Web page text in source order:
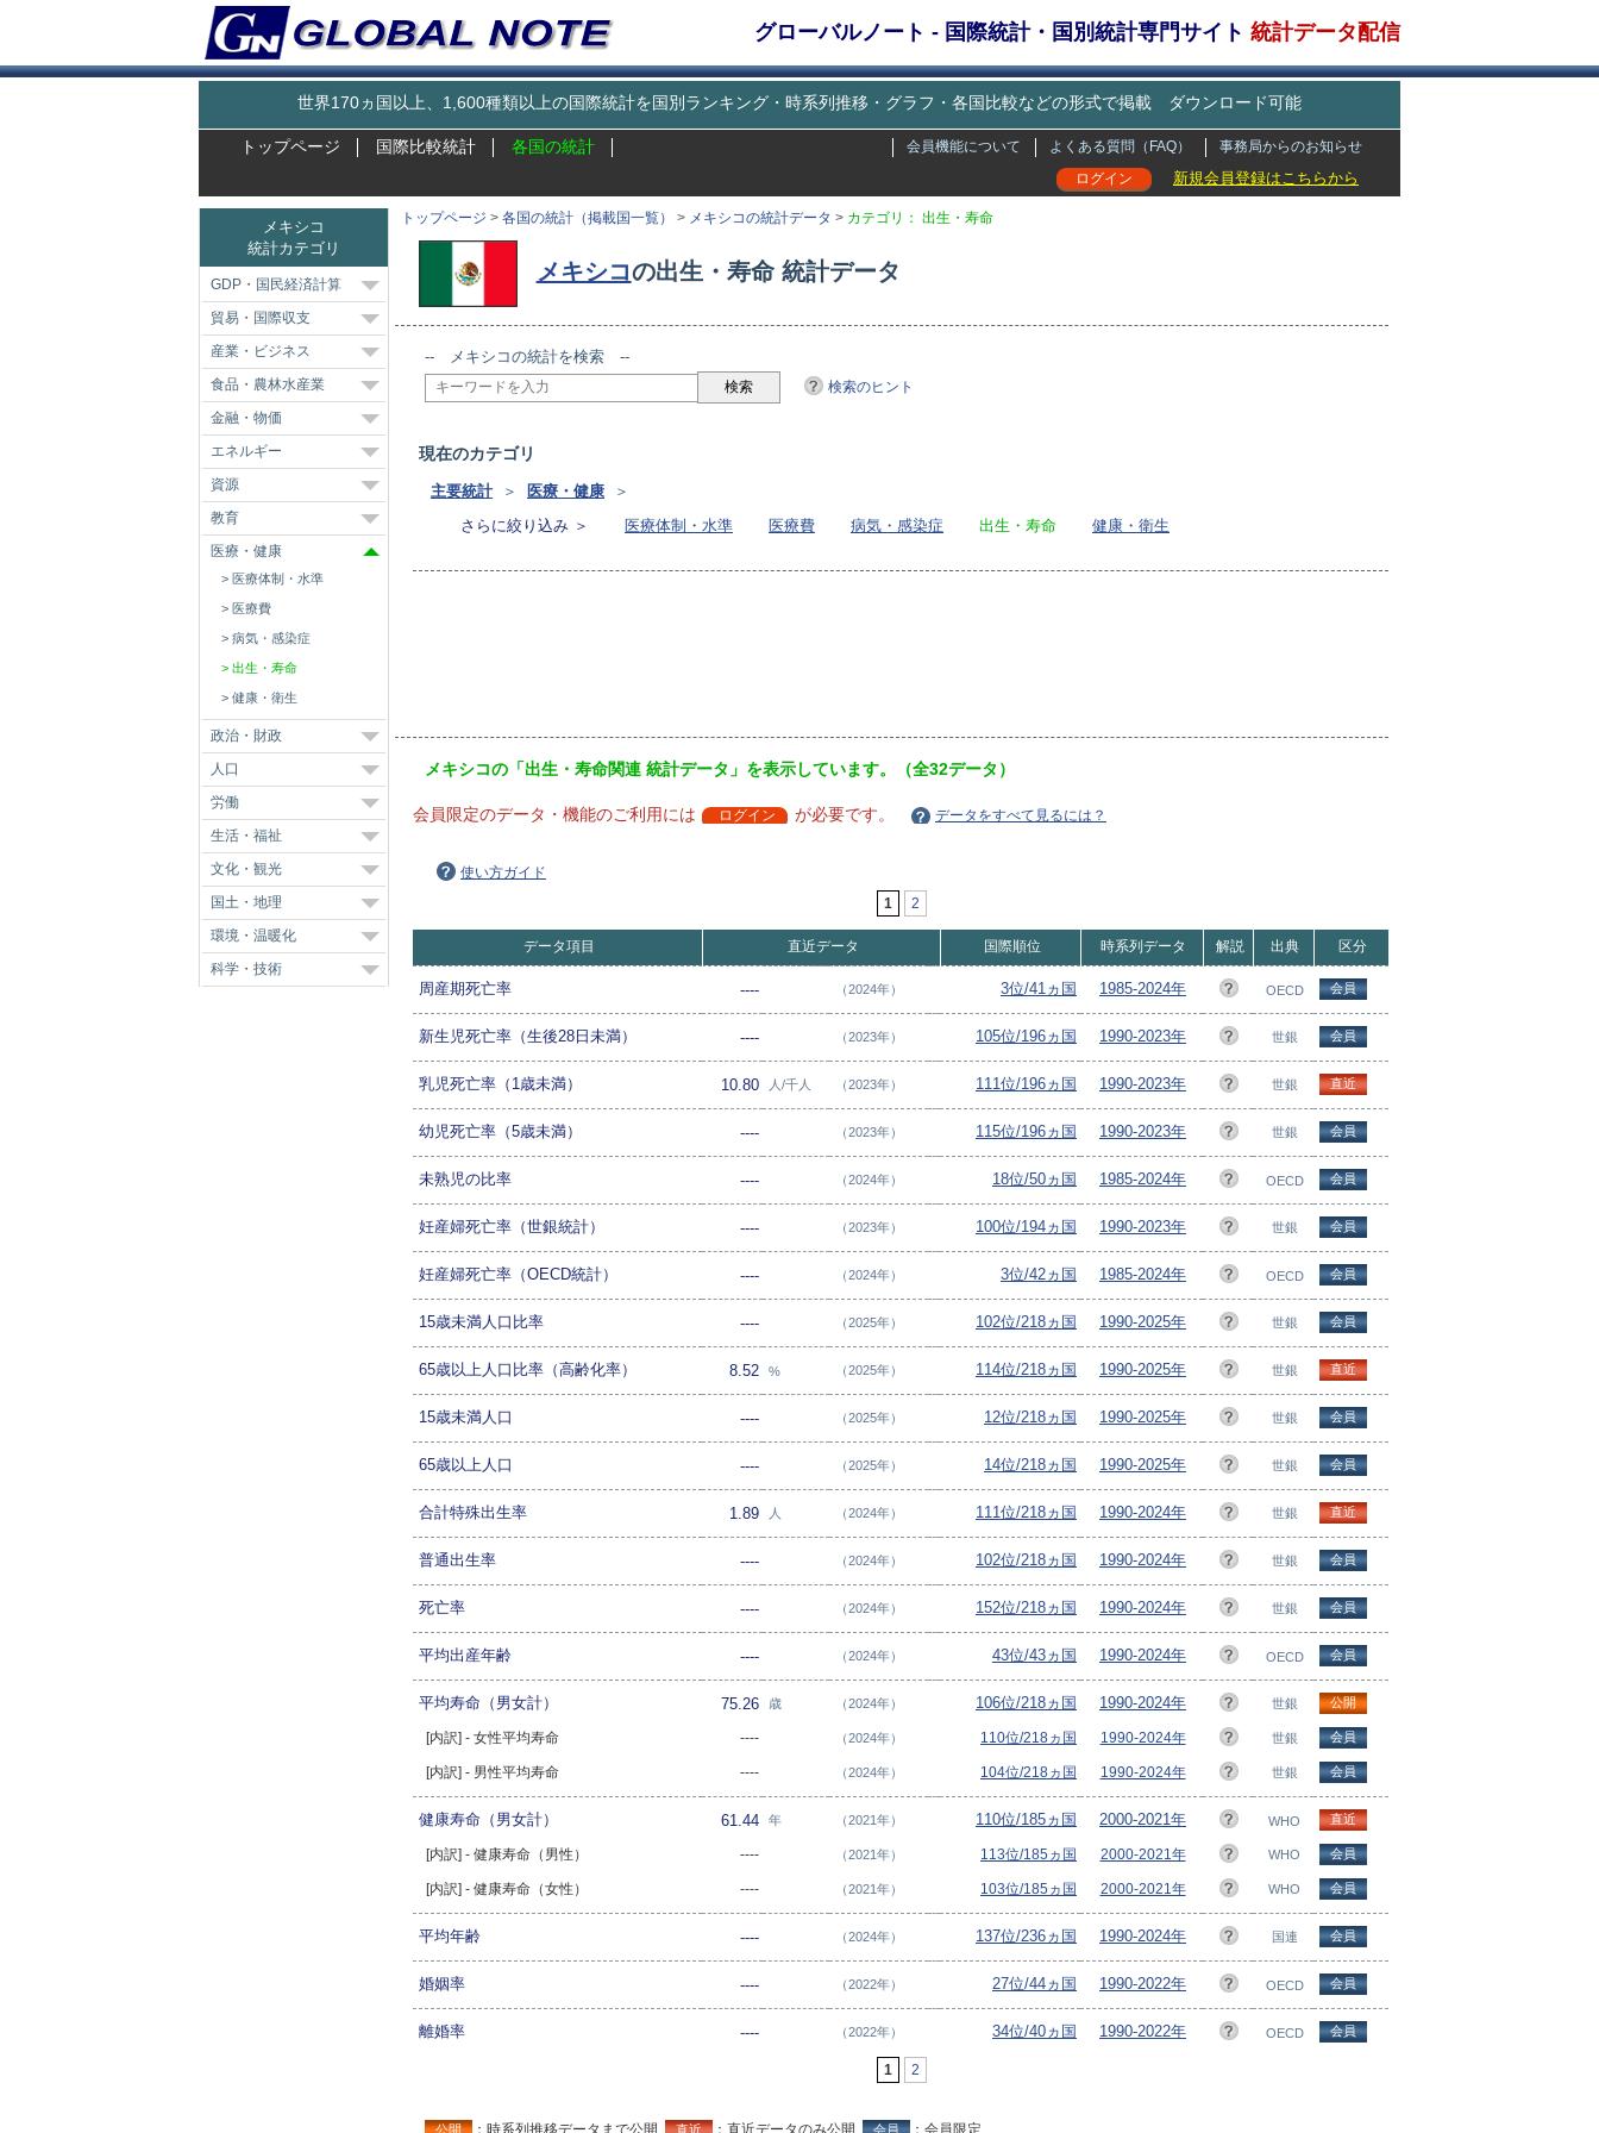
グローバルノート - 国際統計・国別統計専門サイト 統計データ配信
世界170ヵ国以上、1,600種類以上の国際統計を国別ランキング・時系列推移・グラフ・各国比較などの形式で掲載 ダウンロード可能
トップページ 国際比較統計 各国の統計 事務局からのお知らせ
よくある質問（FAQ）
会員機能について
新規会員登録はこちらから
ログイン
トップページ > 各国の統計（掲載国一覧） > メキシコの統計データ > カテゴリ： 出生・寿命
メキシコの出生・寿命 統計データ
-- メキシコの統計を検索 --
検索のヒント
現在のカテゴリ
主要統計＞ 医療・健康 ＞
さらに絞り込み ＞
医療体制・水準 医療費 病気・感染症 出生・寿命 健康・衛生
メキシコの「出生・寿命関連 統計データ」を表示しています。（全32データ）
会員限定のデータ・機能のご利用には ログイン が必要です。 データをすべて見るには？
使い方ガイド
1
2
データ項目 直近データ 国際順位 時系列データ 解説 出典 区分
周産期死亡率 ---- （2024年） 3位/41ヵ国 1985-2024年 OECD 会員
新生児死亡率（生後28日未満） ---- （2023年） 105位/196ヵ国 1990-2023年 世銀 会員
乳児死亡率（1歳未満） 10.80 人/千人 （2023年） 111位/196ヵ国 1990-2023年 世銀 直近
幼児死亡率（5歳未満） ---- （2023年） 115位/196ヵ国 1990-2023年 世銀 会員
未熟児の比率 ---- （2024年） 18位/50ヵ国 1985-2024年 OECD 会員
妊産婦死亡率（世銀統計） ---- （2023年） 100位/194ヵ国 1990-2023年 世銀 会員
妊産婦死亡率（OECD統計） ---- （2024年） 3位/42ヵ国 1985-2024年 OECD 会員
15歳未満人口比率 ---- （2025年） 102位/218ヵ国 1990-2025年 世銀 会員
65歳以上人口比率（高齢化率） 8.52 % （2025年） 114位/218ヵ国 1990-2025年 世銀 直近
15歳未満人口 ---- （2025年） 12位/218ヵ国 1990-2025年 世銀 会員
65歳以上人口 ---- （2025年） 14位/218ヵ国 1990-2025年 世銀 会員
合計特殊出生率 1.89 人 （2024年） 111位/218ヵ国 1990-2024年 世銀 直近
普通出生率 ---- （2024年） 102位/218ヵ国 1990-2024年 世銀 会員
死亡率 ---- （2024年） 152位/218ヵ国 1990-2024年 世銀 会員
平均出産年齢 ---- （2024年） 43位/43ヵ国 1990-2024年 OECD 会員
平均寿命（男女計） 75.26 歳 （2024年） 106位/218ヵ国 1990-2024年 世銀 公開
[内訳] - 女性平均寿命 ---- （2024年） 110位/218ヵ国 1990-2024年 世銀 会員
[内訳] - 男性平均寿命 ---- （2024年） 104位/218ヵ国 1990-2024年 世銀 会員
健康寿命（男女計） 61.44 年 （2021年） 110位/185ヵ国 2000-2021年 WHO 直近
[内訳] - 健康寿命（男性） ---- （2021年） 113位/185ヵ国 2000-2021年 WHO 会員
[内訳] - 健康寿命（女性） ---- （2021年） 103位/185ヵ国 2000-2021年 WHO 会員
平均年齢 ---- （2024年） 137位/236ヵ国 1990-2024年 国連 会員
婚姻率 ---- （2022年） 27位/44ヵ国 1990-2022年 OECD 会員
離婚率 ---- （2022年） 34位/40ヵ国 1990-2022年 OECD 会員
1 2
公開 ：時系列推移データまで公開 直近 ：直近データのみ公開 会員 ：会員限定
メキシコ
統計カテゴリ
GDP・国民経済計算
貿易・国際収支
産業・ビジネス
食品・農林水産業
金融・物価
エネルギー
資源
教育
医療・健康
医療体制・水準
医療費
病気・感染症
出生・寿命
健康・衛生
政治・財政
人口
労働
生活・福祉
文化・観光
国土・地理
環境・温暖化
科学・技術